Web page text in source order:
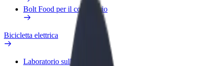
Bolt Food per il commercio
Bicicletta elettrica
Laboratorio sulla Sicurezza